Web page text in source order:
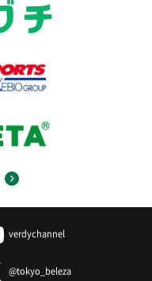
verdychannel
@tokyo_beleza